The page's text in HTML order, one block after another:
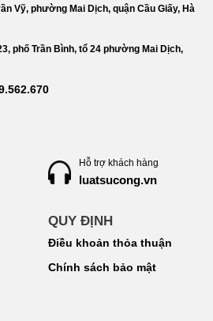
Vỹ, phường Mai Dịch, quận Cầu Giấy, Hà
phố Trần Bình, tổ 24 phường Mai Dịch,
Hỗ trợ khách hàng
luatsucong.vn
QUY ĐỊNH
Điều khoản thỏa thuận
Chính sách bảo mật